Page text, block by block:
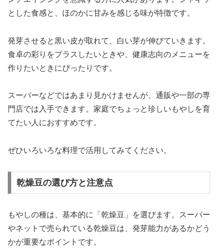
とした食感と、ほのかに甘みを感じる味が特徴です。
発芽させると黒い皮が取れて、白い芽が伸びていきます。
食卓の彩りをプラスしたいときや、健康志向のメニューを
作りたいときにぴったりです。
スーパーなどではあまり見かけませんが、通販や一部の専
門店では入手できます。家庭でちょっと珍しいもやしを育
てたい人におすすめです。
ぜひいろいろな料理で活用してみてください。
乾燥豆の選び方と注意点
もやしの種は、基本的に「乾燥豆」を選びます。スーパー
やネットで売られている乾燥豆は、発芽能力があるかどう
かが重要なポイントです。